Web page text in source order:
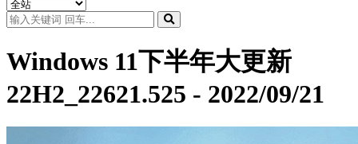
Windows 11下半年大更新
22H2_22621.525 - 2022/09/21